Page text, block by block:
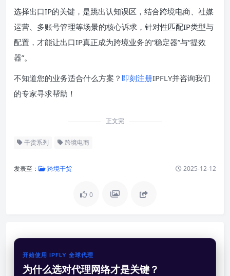
选择出口IP的关键，是跳出认知误区，结合跨境电商、社媒
运营、多账号管理等场景的核心诉求，针对性匹配IP类型与
配置，才能让出口IP真正成为跨境业务的“稳定器”与“提效
器”。
不知道您的业务适合什么方案？ 即刻注册IPFLY并咨询我们
的专家寻求帮助！
正文完
干货系列 跨境电商
发表至： 跨境干货 2025-12-12
0
开始使用 IPFLY 全球代理
为什么选对代理网络才是关键？